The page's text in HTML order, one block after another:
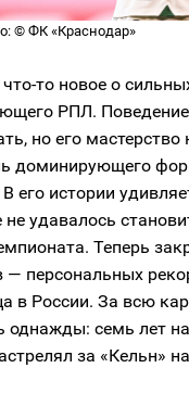
© ФК «Краснодар»
то новое о
РПЛ.
но его мастерство
доминирующего
его истории
удавалось
Теперь
— персональных
в России. За всю
однажды: семь лет
за «Кельн»